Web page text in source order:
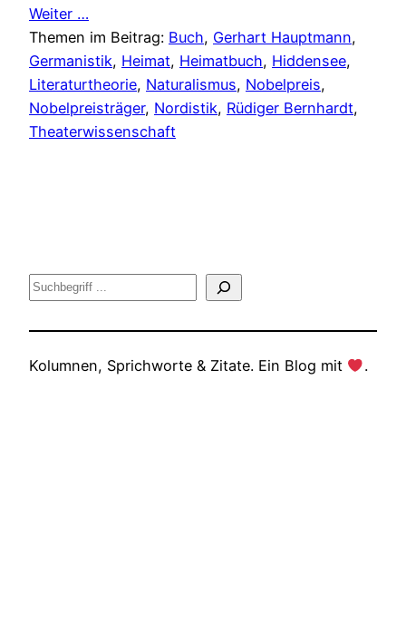
Weiter …
Themen im Beitrag: Buch, Gerhart Hauptmann
Germanistik, Heimat, Heimatbuch, Hiddensee
Literaturtheorie, Naturalismus, Nobelpreis
Nobelpreisträger, Nordistik, Rüdiger Bernhardt
Theaterwissenschaft
Suche
Kolumnen, Sprichworte & Zitate. Ein Blog mit .